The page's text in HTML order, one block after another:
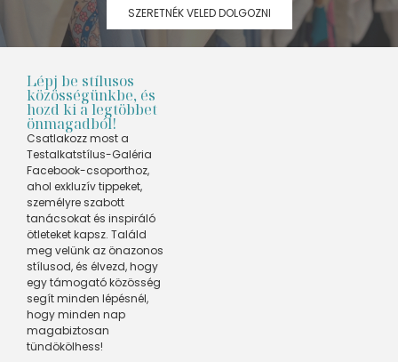
SZERETNÉK VELED DOLGOZNI
Lépj be stílusos
közösségünkbe, és
hozd ki a legtöbbet
önmagadból!
Csatlakozz most a
Testalkatstílus-Galéria
Facebook-csoporthoz,
ahol exkluzív tippeket,
személyre szabott
tanácsokat és inspiráló
ötleteket kapsz. Találd
meg velünk az önazonos
stílusod, és élvezd, hogy
egy támogató közösség
segít minden lépésnél,
hogy minden nap
magabiztosan
tündökölhess!